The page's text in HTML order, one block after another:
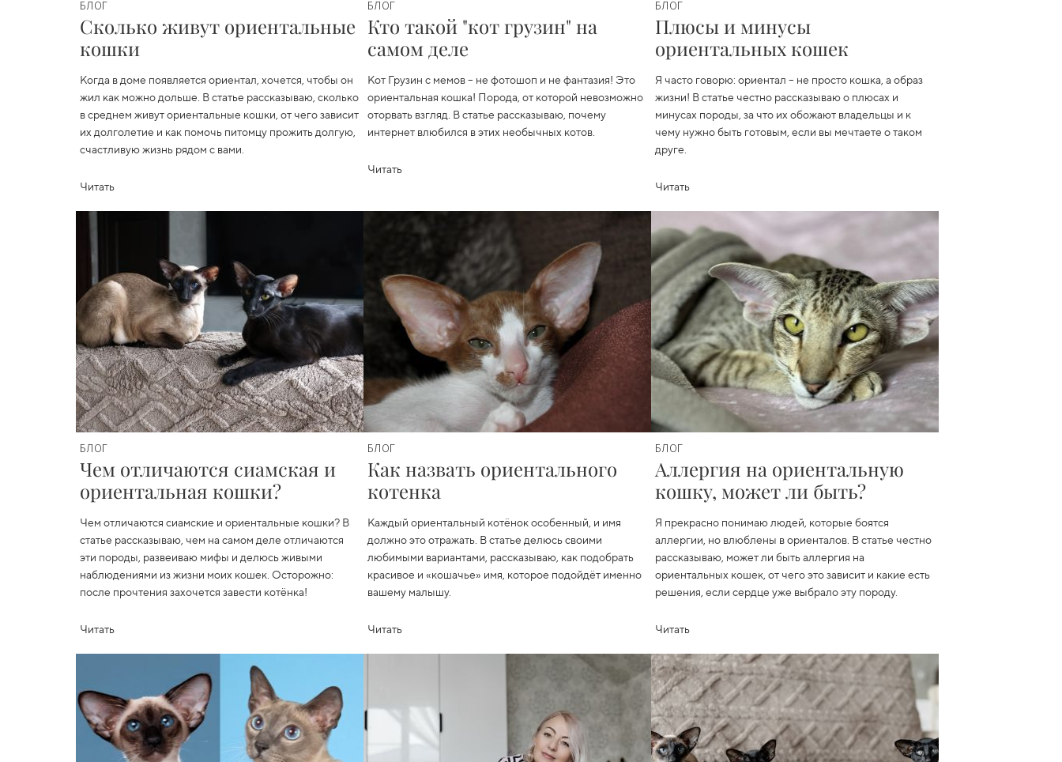
БЛОГ
Сколько живут ориентальные
кошки
Когда в доме появляется ориентал, хочется, чтобы он
жил как можно дольше. В статье рассказываю, сколько
в среднем живут ориентальные кошки, от чего зависит
их долголетие и как помочь питомцу прожить долгую,
счастливую жизнь рядом с вами.
Читать
БЛОГ
Кто такой "кот грузин" на
самом деле
Кот Грузин с мемов– не фотошоп и не фантазия! Это
ориентальная кошка! Порода, от которой невозможно
оторвать взгляд. В статье рассказываю, почему
интернет влюбился в этих необычных котов.
Читать
БЛОГ
Плюсы и минусы
ориентальных кошек
Я часто говорю: ориентал – не просто кошка, а образ
жизни! В статье честно рассказываю о плюсах и
минусах породы, за что их обожают владельцы и к
чему нужно быть готовым, если вы мечтаете о таком
друге.
Читать
БЛОГ
Чем отличаются сиамская и
ориентальная кошки?
Чем отличаются сиамские и ориентальные кошки? В
статье рассказываю, чем на самом деле отличаются
эти породы, развеиваю мифы и делюсь живыми
наблюдениями из жизни моих кошек. Осторожно:
после прочтения захочется завести котёнка!
Читать
БЛОГ
Как назвать ориентального
котенка
Каждый ориентальный котёнок особенный, и имя
должно это отражать. В статье делюсь своими
любимыми вариантами, рассказываю, как подобрать
красивое и «кошачье» имя, которое подойдёт именно
вашему малышу.
Читать
БЛОГ
Аллергия на ориентальную
кошку, может ли быть?
Я прекрасно понимаю людей, которые боятся
аллергии, но влюблены в ориенталов. В статье честно
рассказываю, может ли быть аллергия на
ориентальных кошек, от чего это зависит и какие есть
решения, если сердце уже выбрало эту породу.
Читать